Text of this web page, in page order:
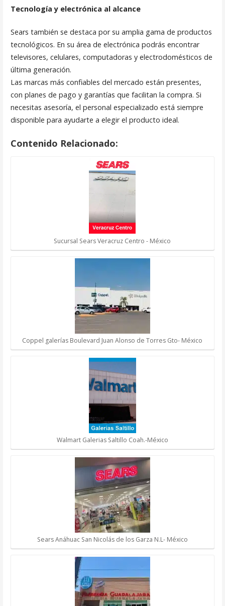
Tecnología y electrónica al alcance
Sears también se destaca por su amplia gama de productos
tecnológicos. En su área de electrónica podrás encontrar
televisores, celulares, computadoras y electrodomésticos de
última generación.
Las marcas más confiables del mercado están presentes,
con planes de pago y garantías que facilitan la compra. Si
necesitas asesoría, el personal especializado está siempre
disponible para ayudarte a elegir el producto ideal.
Contenido Relacionado:
Sucursal Sears Veracruz Centro - México
Coppel galerías Boulevard Juan Alonso de Torres Gto- México
Walmart Galerias Saltillo Coah.-México
Sears Anáhuac San Nicolás de los Garza N.L- México